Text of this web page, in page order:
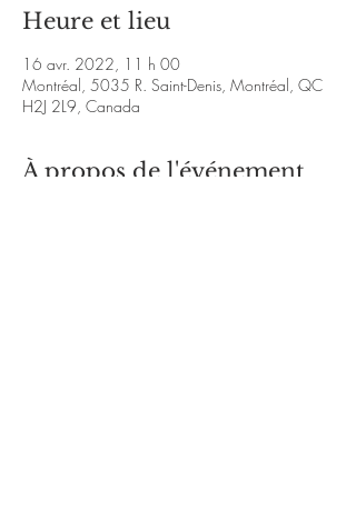
Heure et lieu
16 avr. 2022, 11 h 00
Montréal, 5035 R. Saint-Denis, Montréal, QC
H2J 2L9, Canada
À propos de l'événement